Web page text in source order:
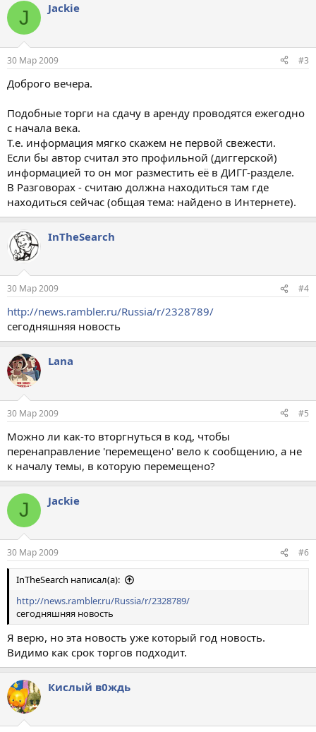
J Jackie
30 Мар 2009 #3
Доброго вечера.
Подобные торги на сдачу в аренду проводятся ежегодно
с начала века.
Т.е. информация мягко скажем не первой свежести.
Если бы автор считал это профильной (диггерской)
информацией то он мог разместить её в ДИГГ-разделе.
В Разговорах - считаю должна находиться там где
находиться сейчас (общая тема: найдено в Интернете).
InTheSearch
30 Мар 2009 #4
http://news.rambler.ru/Russia/r/2328789/
сегодняшняя новость
Lana
30 Мар 2009 #5
Можно ли как-то вторгнуться в код, чтобы
перенаправление 'перемещено' вело к сообщению, а не
к началу темы, в которую перемещено?
J Jackie
30 Мар 2009 #6
InTheSearch написал(а):
http://news.rambler.ru/Russia/r/2328789/
сегодняшняя новость
Я верю, но эта новость уже который год новость.
Видимо как срок торгов подходит.
Кислый в0ждь